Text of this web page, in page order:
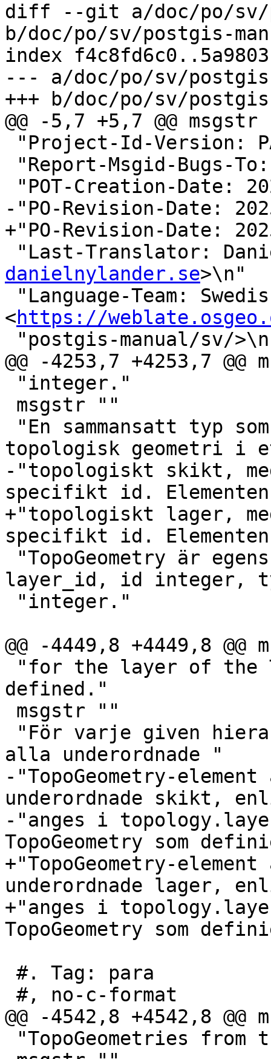
diff --git a/doc/po/sv/
b/doc/po/sv/postgis-
index
--- a/doc/po/sv/
+++ b/doc/po/sv/
@@ -5,7 +5,7 @@
"Report-Msgid-Bugs-
-"PO-Revision-Date:
+"PO-Revision-Date:
"Last-Translator:
danielnylander.se>\n"
<https://
@@ -4253,7 +4253,7 @@
topologisk geometri
-"topologiskt skikt,
specifikt id.
+"topologiskt lager,
specifikt id.
layer_id, id integer,
@@ -4449,8 +4449,8 @@
defined."
alla underordnade "
-"TopoGeometry-
underordnade skikt,
-"anges i
TopoGeometry som
+"TopoGeometry-
underordnade lager,
+"anges i
TopoGeometry som
@@ -4542,8 +4542,8 @@